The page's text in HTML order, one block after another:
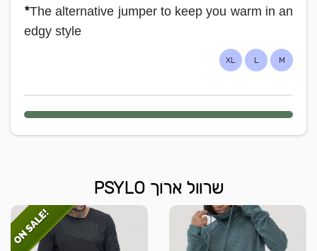
*The alternative jumper to keep you warm in an
edgy style
M
L
XL
שרוול ארוך PSYLO